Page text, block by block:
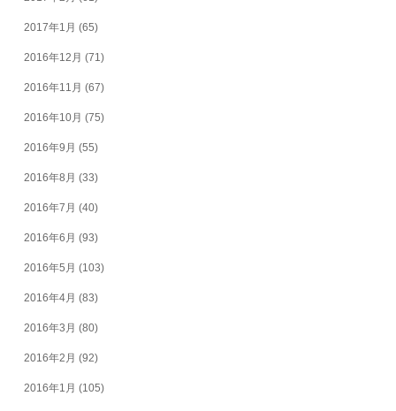
2017年1月 (65)
2016年12月 (71)
2016年11月 (67)
2016年10月 (75)
2016年9月 (55)
2016年8月 (33)
2016年7月 (40)
2016年6月 (93)
2016年5月 (103)
2016年4月 (83)
2016年3月 (80)
2016年2月 (92)
2016年1月 (105)